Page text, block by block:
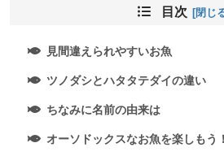
目次
見間違えられやすいお魚
ツノダシとハタタテダイの違い
ちなみに名前の由来は
オーソドックスなお魚を楽しもう！